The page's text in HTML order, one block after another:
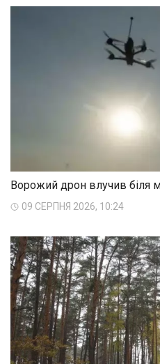
Ворожий дрон влучив біля
09 СЕРПНЯ 2026, 10:24